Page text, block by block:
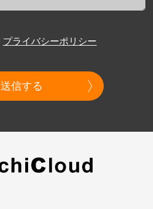
プライバシーポリシー
送信する